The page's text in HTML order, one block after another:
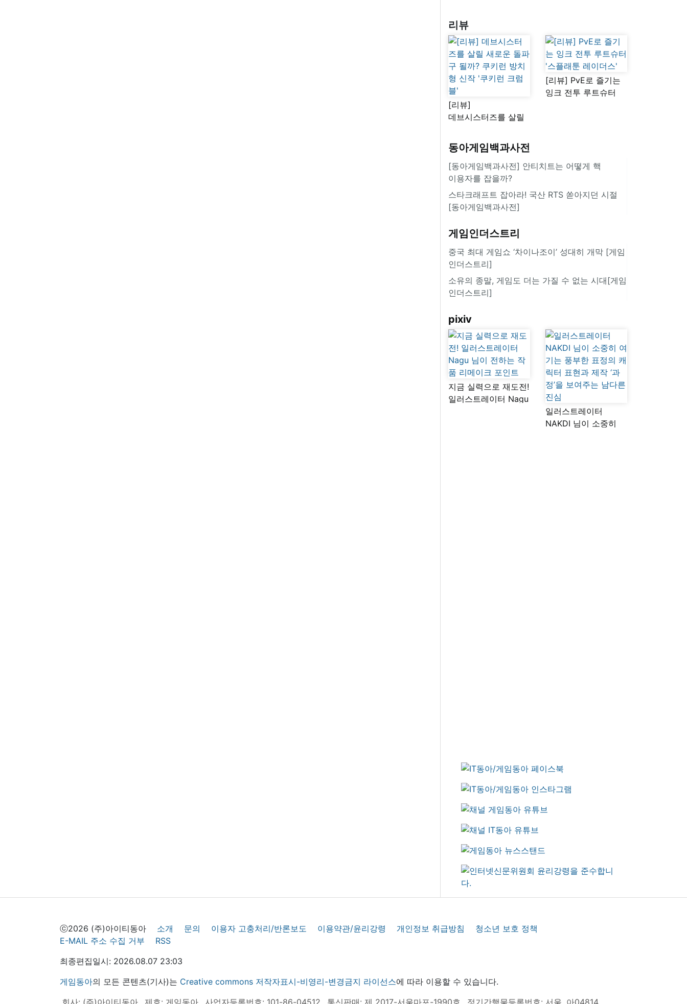
자연스럽게 세상이
넓어지는 재미를
추구했다”
리뷰
[리뷰]
데브시스터즈를 살릴
쿠키런 방치형 신작
'쿠키런 크럼블'
[리뷰] PvE로 즐기는
잉크 전투 루트슈터
동아게임백과사전
[동아게임백과사전] 안티치트는 어떻게 핵
이용자를 잡을까?
스타크래프트 잡아라! 국산 RTS 쏟아지던 시절
[동아게임백과사전]
게임인더스트리
중국 최대 게임쇼 ‘차이나조이’ 성대히 개막 [게임
인더스트리]
소유의 종말, 게임도 더는 가질 수 없는 시대[게임
인더스트리]
pixiv
지금 실력으로 재도전!
일러스트레이터 Nagu
일러스트레이터
NAKDI 님이 소중히
ⓒ2026 (주)아이티동아 소개 문의 이용자 고충처리/반론보도 이용약관/윤리강령 개인정보 취급방침
청소년 보호 정책
E-MAIL 주소 수집 거부
RSS
최종편집일시: 2026.08.07 23:03
게임동아의 모든 콘텐츠(기사)는 Creative commons 저작자표시-비영리-변경금지 라이선스에 따라 이용할 수 있습니다.
회사: (주)아이티동아
제호: 게임동아 사업자등록번호: 101-86-04512 통신판매: 제 2017-서울마포-1990호 정기간행물등록번호: 서울, 아04814